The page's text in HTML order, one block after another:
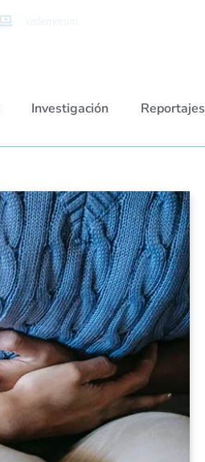
Vademécum
Investigación Reportajes